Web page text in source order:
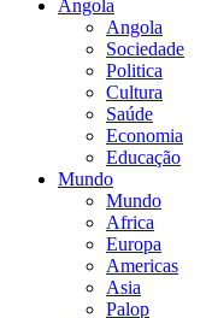
Angola
Angola
Sociedade
Politica
Cultura
Saúde
Economia
Educação
Mundo
Mundo
Africa
Europa
Americas
Asia
Palop